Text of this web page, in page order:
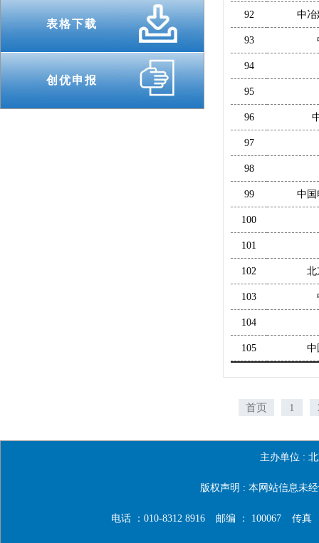
表格下载
创优申报
92 中冶
93
94
95
96
97
98
99 中国
100
101
102 北
103
104
105 中
首页 1
主办单位 :
版权声明 : 本网站信息未
电话 ：010-8312 8916 邮编 ： 100067 传真